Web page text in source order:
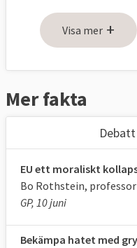
storleksordning
parantes.
Miljöpartiet 15,4 %
Moderaterna 13,6
Folkpartiet 9,9 %
Centerpartiet 6,5
Vänsterpartiet 6,3
Visa mer +
Mer fakta
EU ett moraliskt
Bo Rothstein,
GP, 10 juni
Bekämpa hatet med